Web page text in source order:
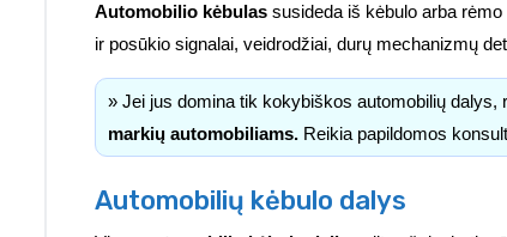
Automobilio kėbulas susideda iš kėbulo arba
ir posūkio signalai, veidrodžiai, durų mechanizmų
» Jei jus domina tik kokybiškos automobilių dalys,
markių automobiliams. Reikia papildomos
Automobilių kėbulo dalys